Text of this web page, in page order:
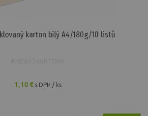
karton bílý A4/180g/10 listů
1,10 € s DPH / ks